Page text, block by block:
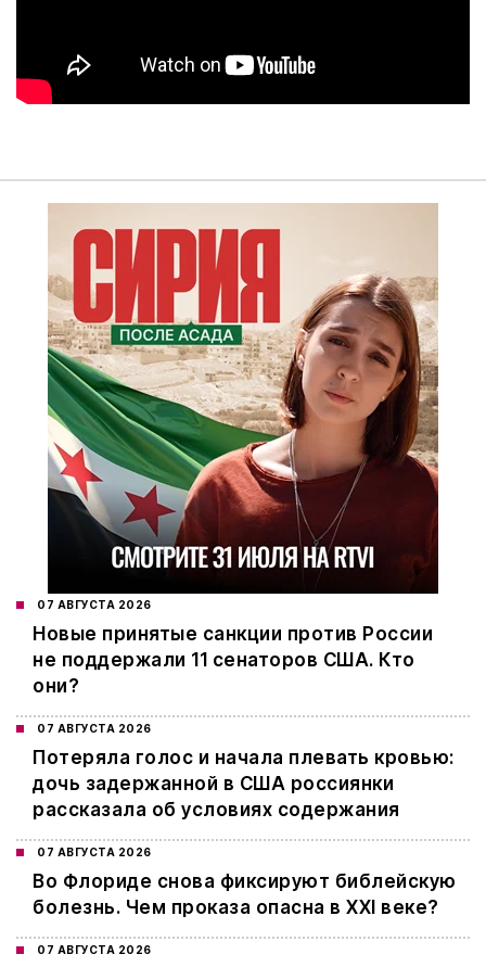
07 АВГУСТА 2026
Новые принятые санкции против России
не поддержали 11 сенаторов США. Кто
они?
07 АВГУСТА 2026
Потеряла голос и начала плевать кровью:
дочь задержанной в США россиянки
рассказала об условиях содержания
07 АВГУСТА 2026
Во Флориде снова фиксируют библейскую
болезнь. Чем проказа опасна в XXI веке?
07 АВГУСТА 2026